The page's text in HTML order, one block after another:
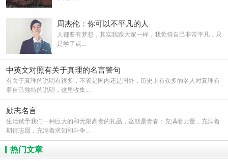
周杰伦：你可以不平凡的人
人都要有梦想，其实我跟大家一样，我觉得自己非常平凡，只
是学了点...
中英文对照有关于真理的名言警句
有关于真理的说明有很多，不管是国内还是国外，历史上有众多的名人对真理有
着自己独特的说明，这里收集...
励志名言
生活赋予我们一种巨大的和无限高贵的礼品，这就是青春：充满着力量，充满着
期待志愿，充满着求知和斗争...
热门文章